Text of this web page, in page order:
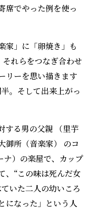
席でやった例を使っ
家」に「卵焼き」も
れらをつなぎ合わせ
リーを思い描きます
。そして出来上がっ
する男の父親 （里芋
御所（音楽家） のコ
ナ）の楽屋で、カップ
、“この味は死んだ女
いた二人の幼いころ
になった」という人